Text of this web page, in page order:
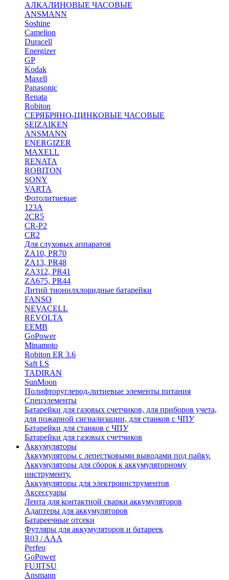
АЛКАЛИНОВЫЕ ЧАСОВЫЕ
ANSMANN
Soshine
Camelion
Duracell
Energizer
GP
Kodak
Maxell
Panasonic
Renata
Robiton
СЕРЯБРЯНО-ЦИНКОВЫЕ ЧАСОВЫЕ
SEIZAIKEN
ANSMANN
ENERGIZER
MAXELL
RENATA
ROBITON
SONY
VARTA
Фотолитиевые
123A
2CR5
CR-P2
CR2
Для слуховых аппаратов
ZA10, PR70
ZA13, PR48
ZA312, PR41
ZA675, PR44
Литий тионилхлоридные батарейки
FANSO
NEVACELL
REVOLTA
EEMB
GoPower
Minamoto
Robiton ER 3.6
Saft LS
TADIRAN
SunMoon
Полифторуглерод-литиевые элементы питания
Спецэлементы
Батарейки для газовых счетчиков, для приборов учета,
для пожарной сигнализации, для станков с ЧПУ
Батарейки для станков с ЧПУ
Батарейки для газовых счетчиков
Аккумуляторы
Аккумуляторы с лепестковыми выводами под пайку.
Аккумуляторы для сборок к аккумуляторному
инструменту.
Аккумуляторы для электроинструментов
Аксессуары
Лента для контактной сварки аккумуляторов
Адаптеры для аккумуляторов
Батареечные отсеки
Футляры для аккумуляторов и батареек
R03 / AAA
Perfeo
GoPower
FUJITSU
Ansmann